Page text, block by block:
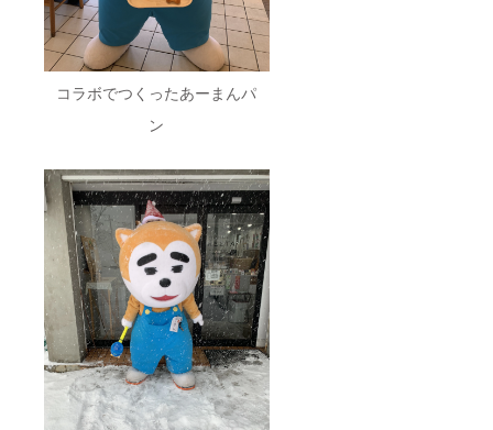
コラボでつくったあーまんパ
ン